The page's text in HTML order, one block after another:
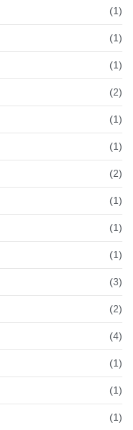
(1)
(1)
(1)
(2)
(1)
(1)
(2)
(1)
(1)
(1)
(3)
(2)
(4)
(1)
(1)
(1)